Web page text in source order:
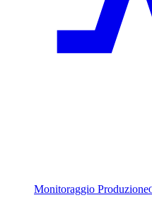
Monitoraggio Produzione